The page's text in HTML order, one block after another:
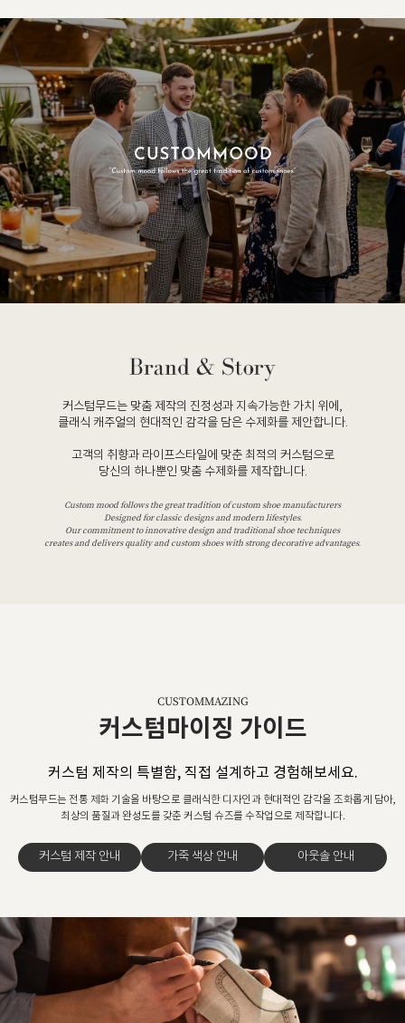
커스텀무드는 맞춤 제작의 진정성과 지속가능한 가치 위에,
클래식 캐주얼의 현대적인 감각을 담은 수제화를 제안합니다.
고객의 취향과 라이프스타일에 맞춘 최적의 커스텀으로
당신의 하나뿐인 맞춤 수제화를 제작합니다.
Custom mood follows the great tradition of custom shoe manufacturers
Designed for classic designs and modern lifestyles.
Our commitment to innovative design and traditional shoe techniques
creates and delivers quality and custom shoes with strong decorative advantages.
CUSTOMMAZING
커스텀마이징 가이드
커스텀 제작의 특별함, 직접 설계하고 경험해보세요.
커스텀무드는 전통 제화 기술을 바탕으로 클래식한 디자인과 현대적인 감각을 조화롭게 담아,
최상의 품질과 완성도를 갖춘 커스텀 슈즈를 수작업으로 제작합니다.
커스텀 제작 안내 가죽 색상 안내 아웃솔 안내